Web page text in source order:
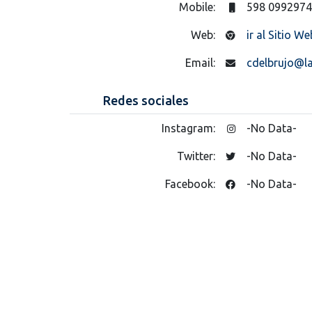
Mobile: 598
Web: ir al Sitio
Email:
Redes sociales
Instagram: -No Data-
Twitter: -No Data-
Facebook: -No Data-